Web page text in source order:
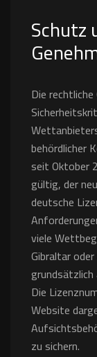
Schutz
Die
behördlicher
seit Oktober
gültig, der
deutsche
viele
Gibraltar
Die
Website
zu sichern.